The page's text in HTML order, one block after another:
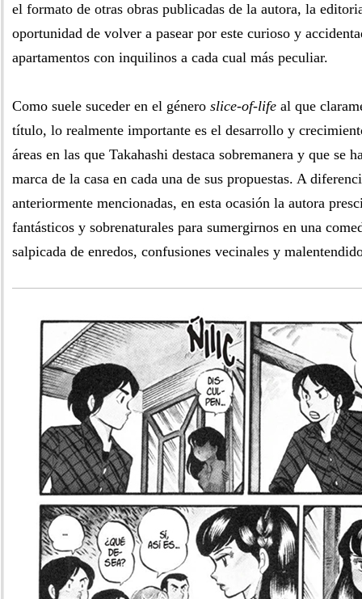
el formato de otras obras publicadas de la autora, la
oportunidad de volver a pasear por este curioso y
apartamentos con inquilinos a cada cual más peculiar.
Como suele suceder en el género slice-of-life al que
título, lo realmente importante es el desarrollo y
áreas en las que Takahashi destaca sobremanera y que se
marca de la casa en cada una de sus propuestas. A
anteriormente mencionadas, en esta ocasión la autora
fantásticos y sobrenaturales para sumergirnos en una
salpicada de enredos, confusiones vecinales y